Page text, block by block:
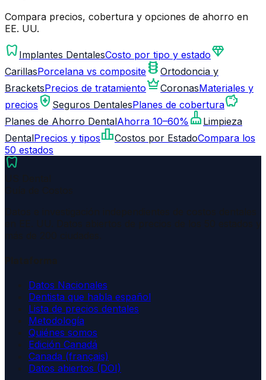
Compara precios, cobertura y opciones de ahorro en
EE. UU.
dentistry Implantes DentalesCosto por tipo y estadodiamond
CarillasPorcelana vs composite orthopedics Ortodoncia y
BracketsPrecios de tratamientocrownCoronasMateriales y
precios health_and_safety Seguros DentalesPlanes de coberturasavings
Planes de Ahorro DentalAhorra 10–60% cleaning_services Limpieza
DentalPrecios y tiposleaderboardCostos por EstadoCompara los
50 estados
dentistry
Datos Nacionales
Dentista que habla español
Lista de precios dentales
Metodología
Quiénes somos
Edición Canadá
Canada (français)
Datos abiertos (DOI)